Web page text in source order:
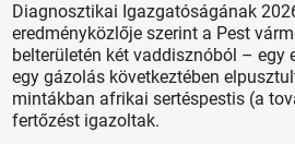
Diagnosztikai Igazgatóságának
eredményközlője szerint a Pest
belterületén két vaddisznóból – egy
egy gázolás következtében
mintákban afrikai sertéspestis (a
fertőzést igazoltak.